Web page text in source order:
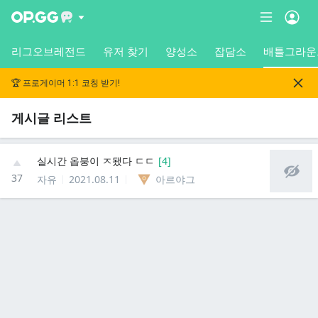
리그오브레전드 유저 찾기 양성소 잡담소 배틀그라
🏆 프로게이머 1:1 코칭 받기!
게시글 리스트
37
실시간 옵붕이 ㅈ됐다 ㄷㄷ [4]
자유
2021.08.11 아르야그